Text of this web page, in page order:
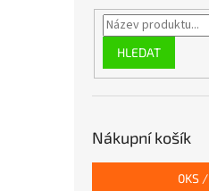
HLEDAT
Nákupní košík
0KS /